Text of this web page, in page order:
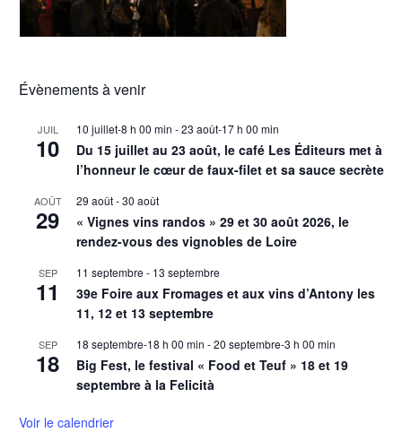
Évènements à venir
JUIL
10
10 juillet-8 h 00 min -23 août-17 h 00 min
Du 15 juillet au 23 août, le café Les Éditeurs met à
l’honneur le cœur de faux-filet et sa sauce secrète
AOÛT
29
29 août-30 août
« Vignes vins randos » 29 et 30 août 2026, le
rendez-vous des vignobles de Loire
SEP
11
11 septembre - 13 septembre
39e Foire aux Fromages et aux vins d’Antony les
11, 12 et 13 septembre
SEP
18
18 septembre-18 h 00 min -20 septembre-3 h 00 min
Big Fest, le festival « Food et Teuf » 18 et 19
septembre à la Felicità
Voir le calendrier